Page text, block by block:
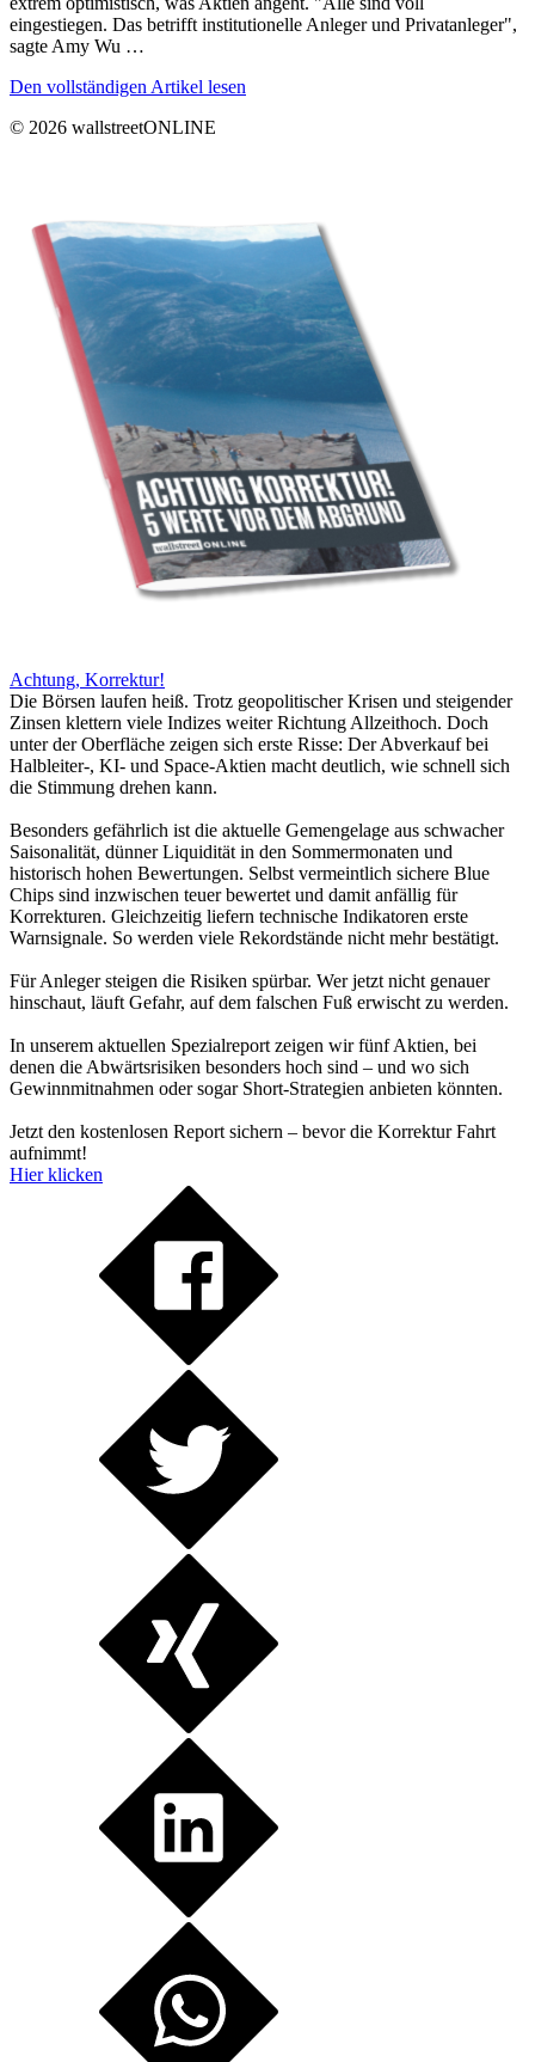
eingestiegen. Das betrifft institutionelle Anleger und Privatanleger",
sagte Amy Wu …
Den vollständigen Artikel lesen
© 2026 wallstreetONLINE
Achtung, Korrektur!
Die Börsen laufen heiß. Trotz geopolitischer Krisen und steigender
Zinsen klettern viele Indizes weiter Richtung Allzeithoch. Doch
unter der Oberfläche zeigen sich erste Risse: Der Abverkauf bei
Halbleiter-, KI- und Space-Aktien macht deutlich, wie schnell sich
die Stimmung drehen kann.
Besonders gefährlich ist die aktuelle Gemengelage aus schwacher
Saisonalität, dünner Liquidität in den Sommermonaten und
historisch hohen Bewertungen. Selbst vermeintlich sichere Blue
Chips sind inzwischen teuer bewertet und damit anfällig für
Korrekturen. Gleichzeitig liefern technische Indikatoren erste
Warnsignale. So werden viele Rekordstände nicht mehr bestätigt.
Für Anleger steigen die Risiken spürbar. Wer jetzt nicht genauer
hinschaut, läuft Gefahr, auf dem falschen Fuß erwischt zu werden.
In unserem aktuellen Spezialreport zeigen wir fünf Aktien, bei
denen die Abwärtsrisiken besonders hoch sind – und wo sich
Gewinnmitnahmen oder sogar Short-Strategien anbieten könnten.
Jetzt den kostenlosen Report sichern – bevor die Korrektur Fahrt
aufnimmt!
Hier klicken